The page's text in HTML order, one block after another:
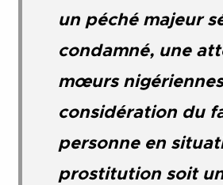
un péché majeur
condamné, une
mœurs
considération du
personne en
prostitution soit